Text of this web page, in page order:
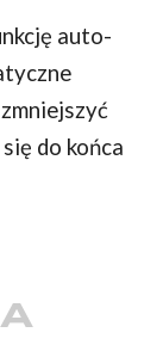
auto-
do końca